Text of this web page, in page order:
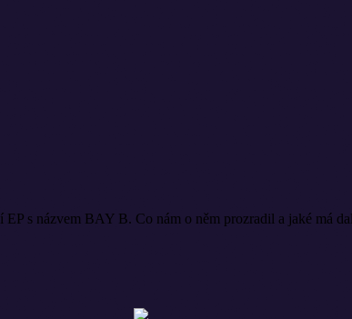
s názvem BAY B. Co nám o něm prozradil a jaké má